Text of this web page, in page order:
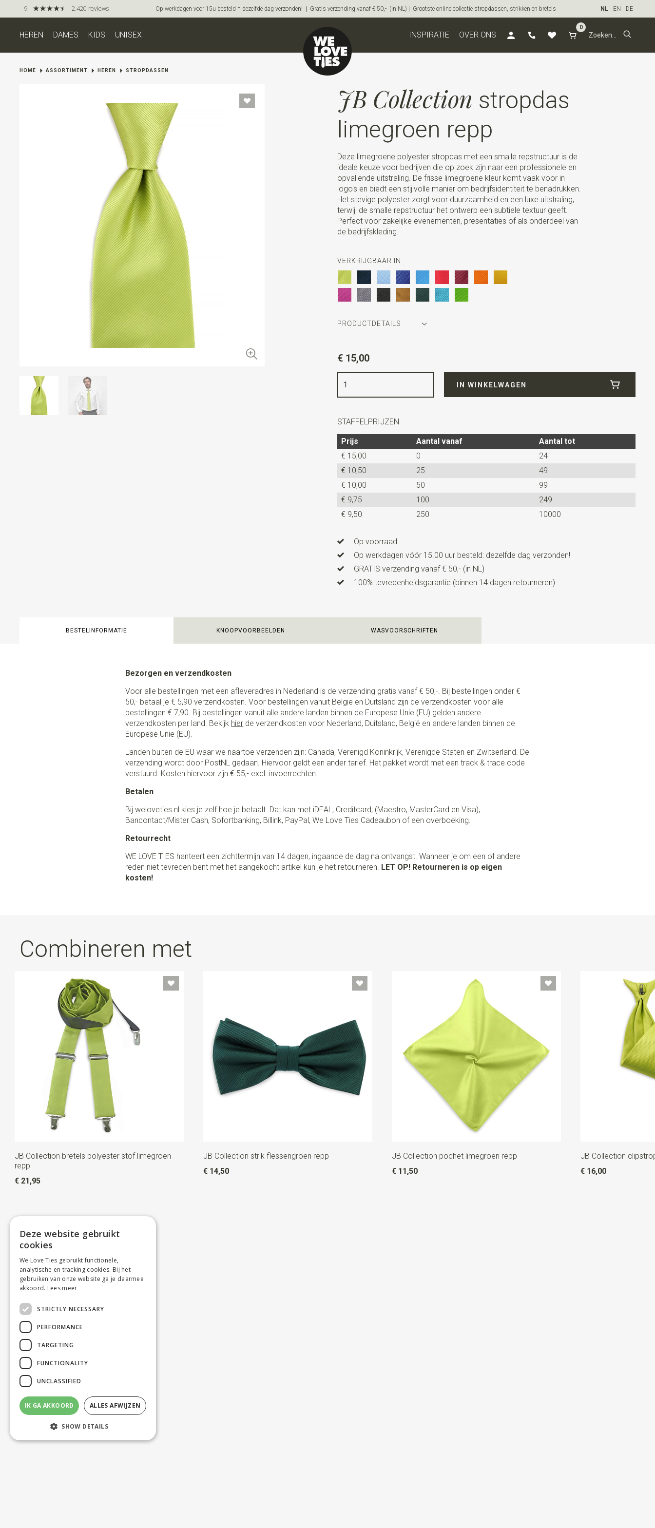
9 2.420 reviews Op werkdagen voor 15u besteld = dezelfde dag verzonden! | Gratis verzending vanaf € 50,- (in NL) | Grootste online collectie stropdassen, strikken en bretels NL EN DE
HEREN DAMES KIDS UNISEX INSPIRATIE OVER ONS
0
HOME ASSORTIMENT HEREN STROPDASSEN
JB Collection stropdas
limegroen repp
Deze limegroene polyester stropdas met een smalle repstructuur is de
ideale keuze voor bedrijven die op zoek zijn naar een professionele en
opvallende uitstraling. De frisse limegroene kleur komt vaak voor in
logo's en biedt een stijlvolle manier om bedrijfsidentiteit te benadrukken.
Het stevige polyester zorgt voor duurzaamheid en een luxe uitstraling,
terwijl de smalle repstructuur het ontwerp een subtiele textuur geeft.
Perfect voor zakelijke evenementen, presentaties of als onderdeel van
de bedrijfskleding.
VERKRIJGBAAR IN
PRODUCTDETAILS
Kleurlimegroen
Kwaliteit
geweven polyester Microfill
Lengteca. 150 cm
€ 15,00
IN WINKELWAGEN
STAFFELPRIJZEN
Prijs Aantal vanaf
Aantal tot
€ 15,00
0
24
€ 10,50
25
49
€ 10,00
50
99
€ 9,75
100
249
€ 9,50
250 10000
Op voorraad
Op werkdagen vóór 15.00 uur besteld: dezelfde dag verzonden!
GRATIS verzending vanaf € 50,- (in NL)
100% tevredenheidsgarantie (binnen 14 dagen retourneren)
BESTELINFORMATIE KNOOPVOORBEELDEN WASVOORSCHRIFTEN
Bezorgen en verzendkosten
Voor alle bestellingen met een afleveradres in Nederland is de verzending gratis vanaf € 50,-. Bij bestellingen onder €
50,- betaal je € 5,90 verzendkosten. Voor bestellingen vanuit België en Duitsland zijn de verzendkosten voor alle
bestellingen € 7,90. Bij bestellingen vanuit alle andere landen binnen de Europese Unie (EU) gelden andere
verzendkosten per land. Bekijk hier de verzendkosten voor Nederland, Duitsland, België en andere landen binnen de
Europese Unie (EU).
Landen buiten de EU waar we naartoe verzenden zijn: Canada, Verenigd Koninkrijk, Verenigde Staten en Zwitserland. De
verzending wordt door PostNL gedaan. Hiervoor geldt een ander tarief. Het pakket wordt met een track & trace code
verstuurd. Kosten hiervoor zijn € 55,- excl. invoerrechten.
Betalen
Bij weloveties.nl kies je zelf hoe je betaalt. Dat kan met iDEAL, Creditcard, (Maestro, MasterCard en Visa),
Bancontact/Mister Cash, Sofortbanking, Billink, PayPal, We Love Ties Cadeaubon of een overboeking.
Retourrecht
WE LOVE TIES hanteert een zichttermijn van 14 dagen, ingaande de dag na ontvangst. Wanneer je om een of andere
reden niet tevreden bent met het aangekocht artikel kun je het retourneren. LET OP! Retourneren is op eigen
kosten!
Combineren met
JB Collection bretels polyester stof limegroen
repp
€ 21,95
JB Collection strik flessengroen repp
€ 14,50
JB Collection pochet limegroen repp
€ 11,50
JB Collection
€ 16,00
Deze website gebruikt
cookies
We Love Ties gebruikt functionele,
analytische en tracking cookies. Bij het
gebruiken van onze website ga je daarmee
akkoord. Lees meer
STRICTLY NECESSARY
PERFORMANCE
TARGETING
FUNCTIONALITY
UNCLASSIFIED
IK GA AKKOORD ALLES AFWIJZEN
SHOW DETAILS